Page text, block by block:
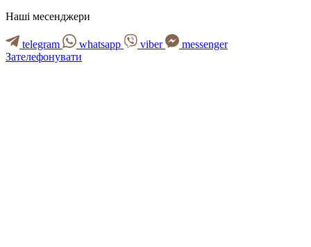
Наші месенджери
telegram whatsapp viber
messenger
Зателефонувати